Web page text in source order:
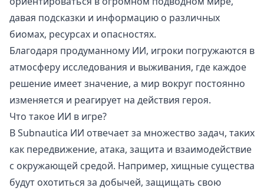
давая подсказки и информацию о различных
биомах, ресурсах и опасностях.
Благодаря продуманному ИИ, игроки погружаются в
атмосферу исследования и выживания, где каждое
решение имеет значение, а мир вокруг постоянно
изменяется и реагирует на действия героя.
Что такое ИИ в игре?
В Subnautica ИИ отвечает за множество задач, таких
как передвижение, атака, защита и взаимодействие
с окружающей средой. Например, хищные существа
будут охотиться за добычей, защищать свою